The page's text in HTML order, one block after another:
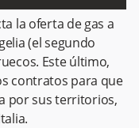
la oferta de gas a
(el segundo
Este último,
contratos para que
por sus territorios,